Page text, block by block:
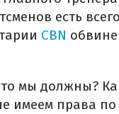
есть
CBN
мы должны?
имеем права по